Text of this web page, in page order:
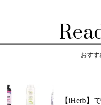
おす
【iHerb】